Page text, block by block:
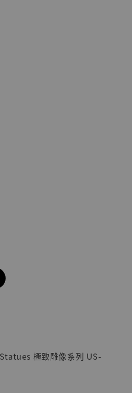
極致雕像系列 US-